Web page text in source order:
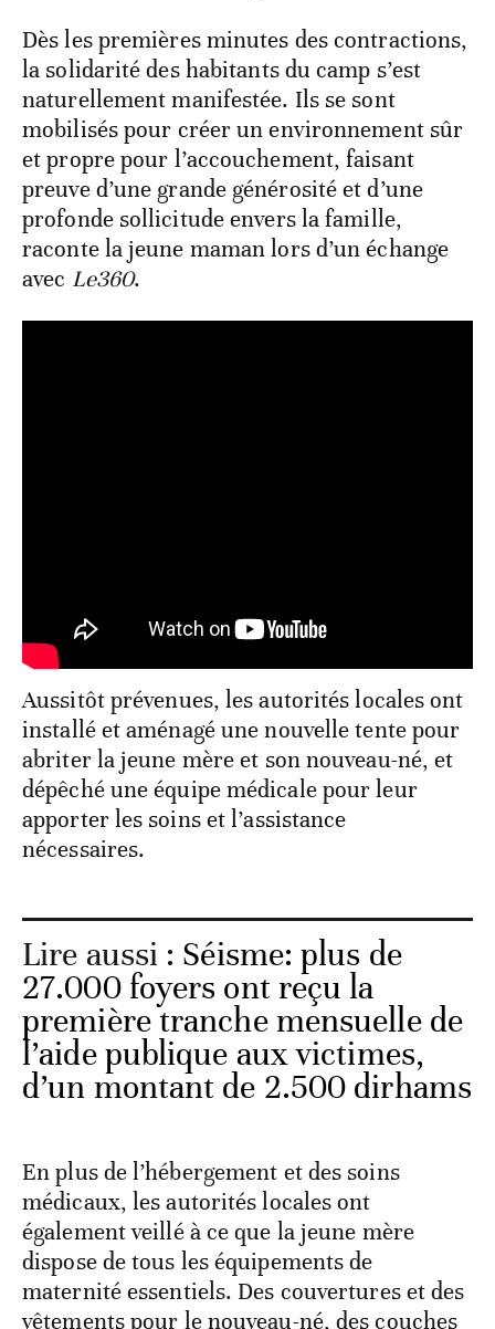
Dès les premières minutes des contractions,
la solidarité des habitants du camp s’est
naturellement manifestée. Ils se sont
mobilisés pour créer un environnement sûr
et propre pour l’accouchement, faisant
preuve d’une grande générosité et d’une
profonde sollicitude envers la famille,
raconte la jeune maman lors d’un échange
avec Le360.
Aussitôt prévenues, les autorités locales ont
installé et aménagé une nouvelle tente pour
abriter la jeune mère et son nouveau-né, et
dépêché une équipe médicale pour leur
apporter les soins et l’assistance
nécessaires.
Lire aussi : Séisme: plus de
27.000 foyers ont reçu la
première tranche mensuelle de
l’aide publique aux victimes,
d’un montant de 2.500 dirhams
En plus de l’hébergement et des soins
médicaux, les autorités locales ont
également veillé à ce que la jeune mère
dispose de tous les équipements de
maternité essentiels. Des couvertures et des
vêtements pour le nouveau-né, des couches